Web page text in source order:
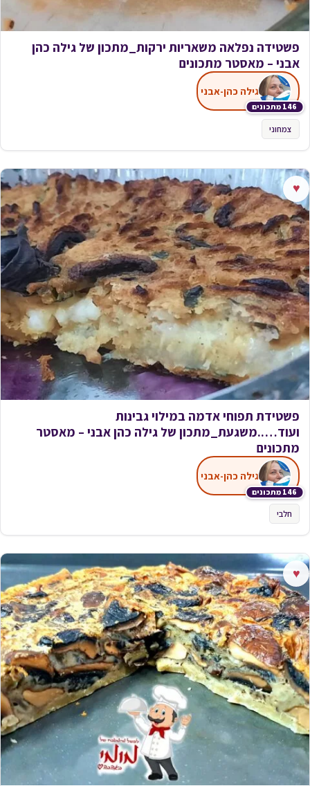
פשטידה נפלאה משאריות ירקות_מתכון של גילה כהן
אבני – מאסטר מתכונים
146 מתכונים
גילה כהן-אבני
צמחוני
♥
פשטידת תפוחי אדמה במילוי גבינות
ועוד…..משגעת_מתכון של גילה כהן אבני – מאסטר
מתכונים
146 מתכונים
גילה כהן-אבני
חלבי
♥